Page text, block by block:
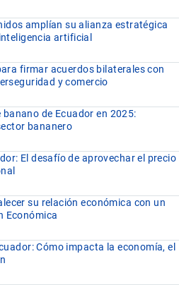
amplían su alianza estratégica
artificial
firmar acuerdos bilaterales con
y comercio
de Ecuador en 2025:
bananero
El desafío de aprovechar el precio
su relación económica con un
Económica
Cómo impacta la economía, el